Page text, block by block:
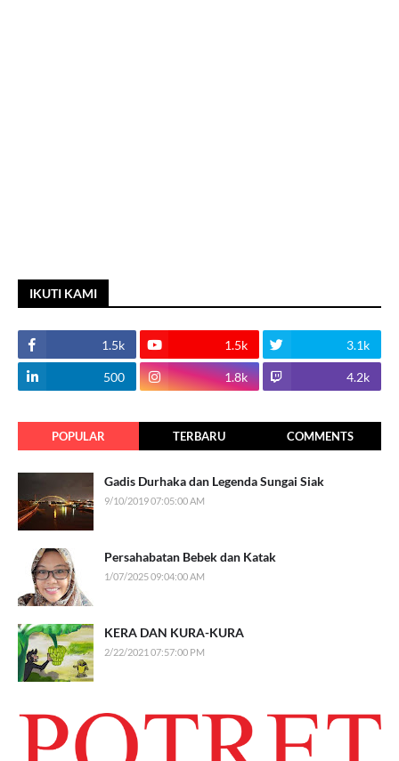
IKUTI KAMI
1.5k 1.5k 3.1k
500 1.8k 4.2k
POPULAR TERBARU COMMENTS
Gadis Durhaka dan Legenda Sungai Siak
9/10/2019 07:05:00 AM
Persahabatan Bebek dan Katak
1/07/2025 09:04:00 AM
KERA DAN KURA-KURA
2/22/2021 07:57:00 PM